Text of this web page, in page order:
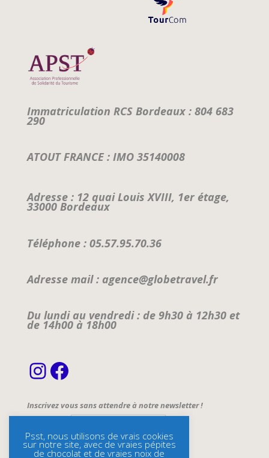
Immatriculation RCS Bordeaux : 804 683
290
ATOUT FRANCE : IMO 35140008
Adresse : 12 quai Louis XVIII, 1er étage,
33000 Bordeaux
Téléphone : 05.57.95.70.36
Adresse mail : agence@globetravel.fr
Du lundi au vendredi : de 9h30 à 12h30 et
de 14h00 à 18h00
Instagram
Facebook
Inscrivez vous sans attendre à notre newsletter !
Name
Psst, nous utilisons de vrais cookies
sur notre site, avec de vraies pépites
de chocolat et de vraies noix de